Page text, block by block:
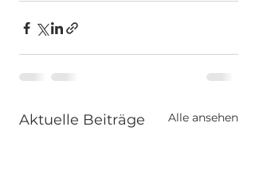
Aktuelle Beiträge Alle ansehen